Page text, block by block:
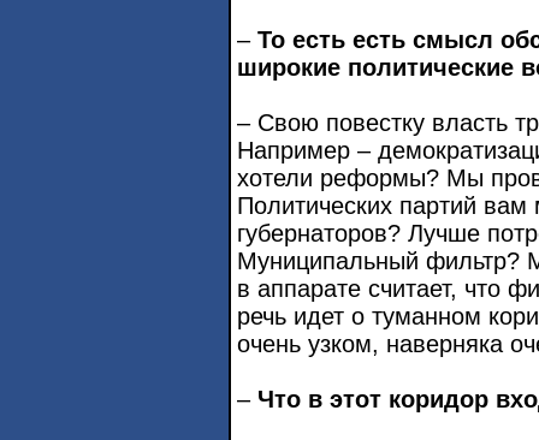
–То есть есть смысл
широкие политические
– Свою повестку власть
Например –
хотели реформы? Мы
Политических партий
губернаторов? Лучше
Муниципальный фильтр?
в аппарате считает, что
речь идет о туманном
очень узком, наверняка
–Что в этот коридор